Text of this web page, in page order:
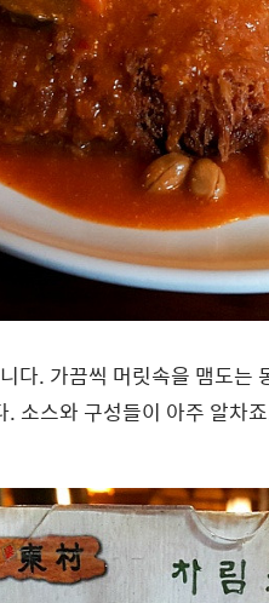
다. 가끔씩 머릿속을 맴도는
소스와 구성들이 아주 알차